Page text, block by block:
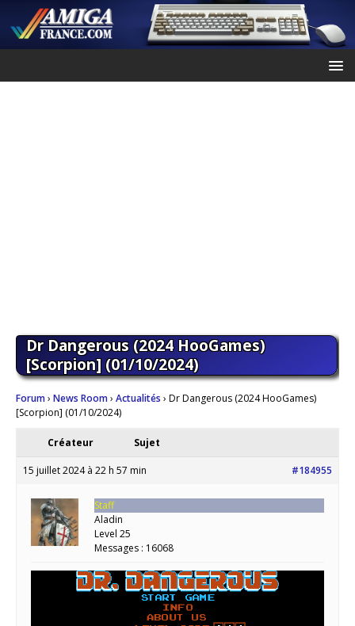
Dr Dangerous (2024 HooGames)
[Scorpion] (01/10/2024)
Forum› News Room› Actualités › Dr Dangerous (2024 HooGames)
[Scorpion] (01/10/2024)
Créateur Sujet
15 juillet 2024 à 22 h 57 min #184955
Staff
Aladin
Level 25
Messages : 16068